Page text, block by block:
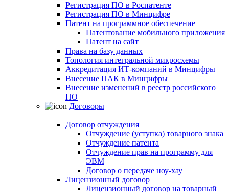
Регистрация ПО в Роспатенте
Регистрация ПО в Минцифре
Патент на программное обеспечение
Патентование мобильного приложения
Патент на сайт
Права на базу данных
Топология интегральной микросхемы
Аккредитация ИТ-компаний в Минцифры
Внесение ПАК в Минцифры
Внесение изменений в реестр российского
ПО
Договоры
Договор отчуждения
Отчуждение (уступка) товарного знака
Отчуждение патента
Отчуждение прав на программу для
ЭВМ
Договор о передаче ноу-хау
Лицензионный договор
Лицензионный договор на товарный